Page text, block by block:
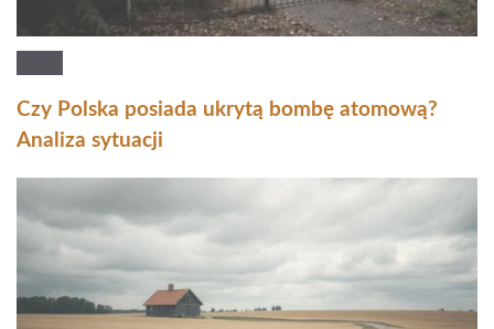
Czy Polska posiada ukrytą bombę atomową?
Analiza sytuacji